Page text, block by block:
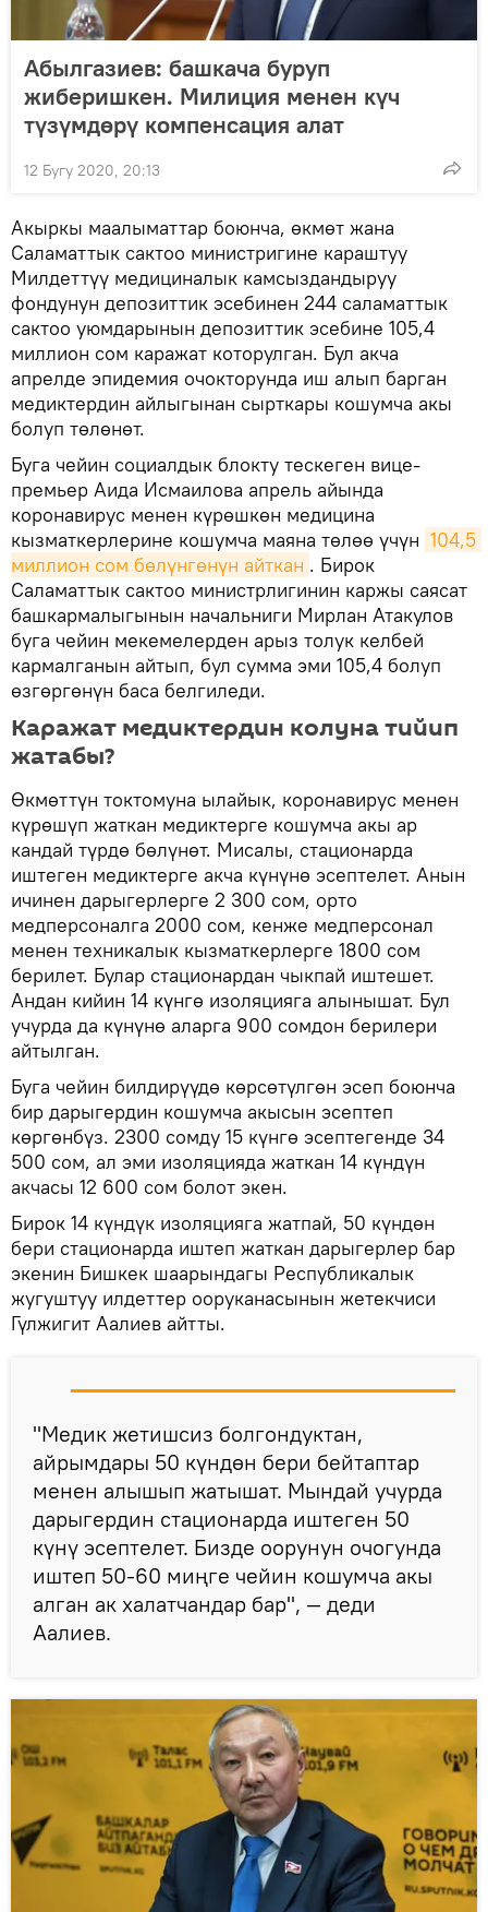
Абылгазиев: башкача буруп
жиберишкен. Милиция менен күч
түзүмдөрү компенсация алат
12 Бугу 2020, 20:13
Акыркы маалыматтар боюнча, өкмөт жана
Саламаттык сактоо министригине караштуу
Милдеттүү медициналык камсыздандыруу
фондунун депозиттик эсебинен 244 саламаттык
сактоо уюмдарынын депозиттик эсебине 105,4
миллион сом каражат которулган. Бул акча
апрелде эпидемия очокторунда иш алып барган
медиктердин айлыгынан сырткары кошумча акы
болуп төлөнөт.
Буга чейин социалдык блокту тескеген вице-
премьер Аида Исмаилова апрель айында
коронавирус менен күрөшкөн медицина
кызматкерлерине кошумча маяна төлөө үчүн 104,5
миллион сом бөлүнгөнүн айткан . Бирок
Саламаттык сактоо министрлигинин каржы саясат
башкармалыгынын начальниги Мирлан Атакулов
буга чейин мекемелерден арыз толук келбей
кармалганын айтып, бул сумма эми 105,4 болуп
өзгөргөнүн баса белгиледи.
Каражат медиктердин колуна тийип
жатабы?
Өкмөттүн токтомуна ылайык, коронавирус менен
күрөшүп жаткан медиктерге кошумча акы ар
кандай түрдө бөлүнөт. Мисалы, стационарда
иштеген медиктерге акча күнүнө эсептелет. Анын
ичинен дарыгерлерге 2 300 сом, орто
медперсоналга 2000 сом, кенже медперсонал
менен техникалык кызматкерлерге 1800 сом
берилет. Булар стационардан чыкпай иштешет.
Андан кийин 14 күнгө изоляцияга алынышат. Бул
учурда да күнүнө аларга 900 сомдон берилери
айтылган.
Буга чейин билдирүүдө көрсөтүлгөн эсеп боюнча
бир дарыгердин кошумча акысын эсептеп
көргөнбүз. 2300 сомду 15 күнгө эсептегенде 34
500 сом, ал эми изоляцияда жаткан 14 күндүн
акчасы 12 600 сом болот экен.
Бирок 14 күндүк изоляцияга жатпай, 50 күндөн
бери стационарда иштеп жаткан дарыгерлер бар
экенин Бишкек шаарындагы Республикалык
жугуштуу илдеттер ооруканасынын жетекчиси
Гүлжигит Аалиев айтты.
"Медик жетишсиз болгондуктан,
айрымдары 50 күндөн бери бейтаптар
менен алышып жатышат. Мындай учурда
дарыгердин стационарда иштеген 50
күнү эсептелет. Бизде оорунун очогунда
иштеп 50-60 миңге чейин кошумча акы
алган ак халатчандар бар", — деди
Аалиев.